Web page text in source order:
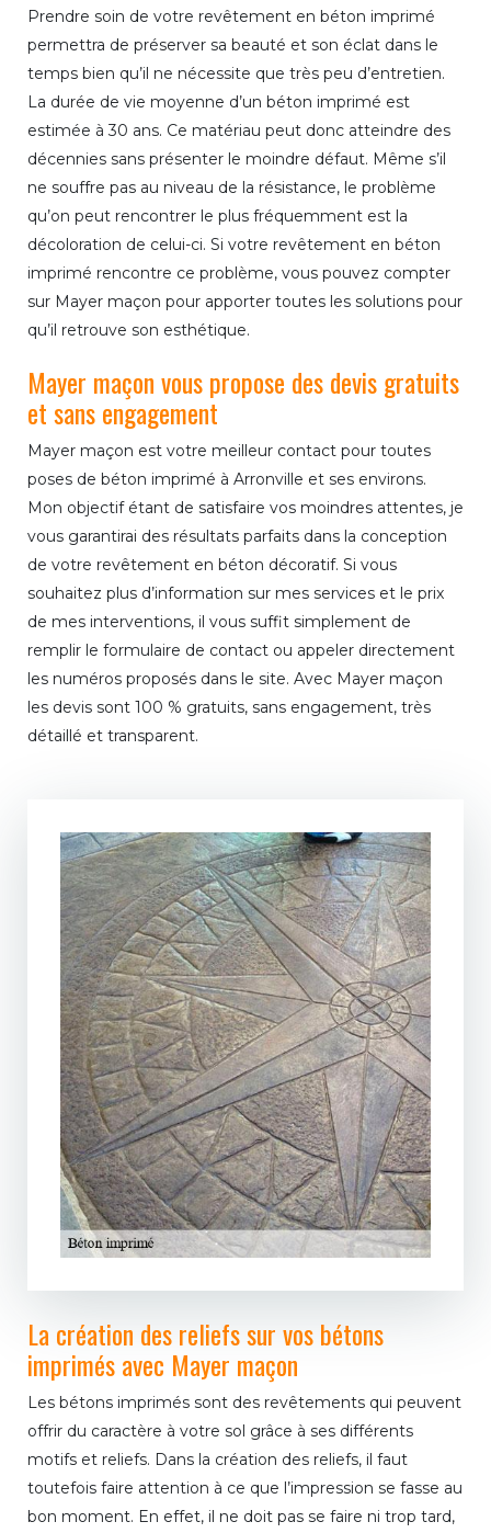
Prendre soin de votre revêtement en béton imprimé
permettra de préserver sa beauté et son éclat dans le
temps bien qu’il ne nécessite que très peu d’entretien.
La durée de vie moyenne d’un béton imprimé est
estimée à 30 ans. Ce matériau peut donc atteindre des
décennies sans présenter le moindre défaut. Même s’il
ne souffre pas au niveau de la résistance, le problème
qu’on peut rencontrer le plus fréquemment est la
décoloration de celui-ci. Si votre revêtement en béton
imprimé rencontre ce problème, vous pouvez compter
sur Mayer maçon pour apporter toutes les solutions pour
qu’il retrouve son esthétique.
Mayer maçon vous propose des devis gratuits
et sans engagement
Mayer maçon est votre meilleur contact pour toutes
poses de béton imprimé à Arronville et ses environs.
Mon objectif étant de satisfaire vos moindres attentes, je
vous garantirai des résultats parfaits dans la conception
de votre revêtement en béton décoratif. Si vous
souhaitez plus d’information sur mes services et le prix
de mes interventions, il vous suffit simplement de
remplir le formulaire de contact ou appeler directement
les numéros proposés dans le site. Avec Mayer maçon
les devis sont 100 % gratuits, sans engagement, très
détaillé et transparent.
La création des reliefs sur vos bétons
imprimés avec Mayer maçon
Les bétons imprimés sont des revêtements qui peuvent
offrir du caractère à votre sol grâce à ses différents
motifs et reliefs. Dans la création des reliefs, il faut
toutefois faire attention à ce que l’impression se fasse au
bon moment. En effet, il ne doit pas se faire ni trop tard,